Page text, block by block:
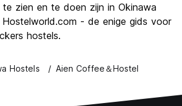
zien en te doen zijn in Okinawa
- de enige gids voor
hostels.
Hostels Aien Coffee＆Hostel